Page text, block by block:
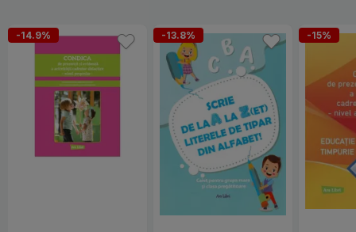
-14.9% -13.8% -15%